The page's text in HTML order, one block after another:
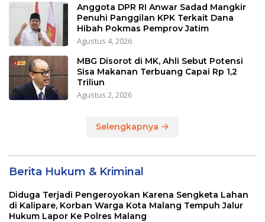
Anggota DPR RI Anwar Sadad Mangkir
Penuhi Panggilan KPK Terkait Dana
Hibah Pokmas Pemprov Jatim
Agustus 4, 2026
MBG Disorot di MK, Ahli Sebut Potensi
Sisa Makanan Terbuang Capai Rp 1,2
Triliun
Agustus 2, 2026
Selengkapnya
Berita Hukum & Kriminal
Diduga Terjadi Pengeroyokan Karena Sengketa Lahan
di Kalipare, Korban Warga Kota Malang Tempuh Jalur
Hukum Lapor Ke Polres Malang